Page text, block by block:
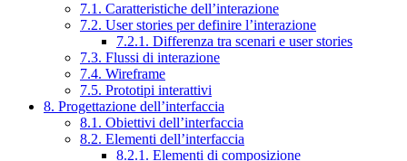
7.1. Caratteristiche dell’interazione
7.2. User stories per definire l’interazione
7.2.1. Differenza tra scenari e user stories
7.3. Flussi di interazione
7.4. Wireframe
7.5. Prototipi interattivi
8. Progettazione dell’interfaccia
8.1. Obiettivi dell’interfaccia
8.2. Elementi dell’interfaccia
8.2.1. Elementi di composizione